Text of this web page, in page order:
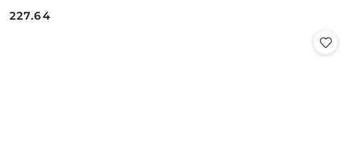
Cena:
227.64